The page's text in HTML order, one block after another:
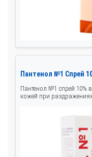
Пантенол №1 Спрей
Пантенол №1 спрей 10%
кожей при